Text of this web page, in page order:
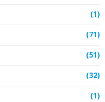
(1)
(71)
(51)
(32)
(1)